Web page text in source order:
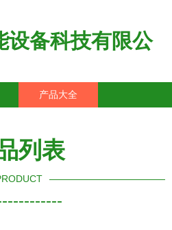
设备科技有限公
产品大全
列表